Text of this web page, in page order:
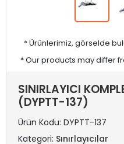
* Ürünlerimiz, görselde
* Our products may differ
SINIRLAYICI
(DYPTT-137)
Ürün Kodu: DYPTT-137
Kategori: Sınırlayıcılar